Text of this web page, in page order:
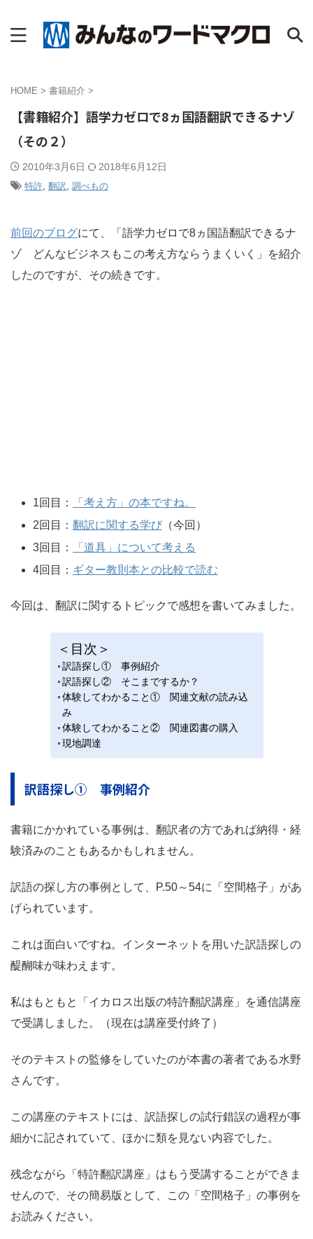
HOME > 書籍紹介 >
【書籍紹介】語学力ゼロで8ヵ国語翻訳できるナゾ
（その２）
2010年3月6日 2018年6月12日
特許, 翻訳, 調べもの
前回のブログにて、「語学力ゼロで8ヵ国語翻訳できるナ
ゾ どんなビジネスもこの考え方ならうまくいく」を紹介
したのですが、その続きです。
1回目：
「考え方」の本ですね。
2回目： 翻訳に関する学び （今回）
3回目：
「道具」について考える
4回目： ギター教則本との比較で読む
今回は、翻訳に関するトピックで感想を書いてみました。
＜目次＞
訳語探し① 事例紹介
訳語探し② そこまでするか？
体験してわかること① 関連文献の読み込
み
体験してわかること② 関連図書の購入
現地調達
訳語探し① 事例紹介
書籍にかかれている事例は、翻訳者の方であれば納得・経
験済みのこともあるかもしれません。
訳語の探し方の事例として、P.50～54に「空間格子」があ
げられています。
これは面白いですね。インターネットを用いた訳語探しの
醍醐味が味わえます。
私はもともと「イカロス出版の特許翻訳講座」を通信講座
で受講しました。（現在は講座受付終了）
そのテキストの監修をしていたのが本書の著者である水野
さんです。
この講座のテキストには、訳語探しの試行錯誤の過程が事
細かに記されていて、ほかに類を見ない内容でした。
残念ながら「特許翻訳講座」はもう受講することができま
せんので、その簡易版として、この「空間格子」の事例を
お読みください。